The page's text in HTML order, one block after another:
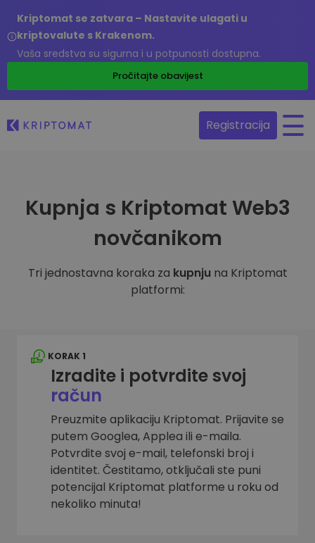
Kriptomat se zatvara – Nastavite ulagati u
kriptovalute s Krakenom.
Vaša sredstva su sigurna i u potpunosti dostupna.
Pročitajte obavijest
Registracija
Kupnja s Kriptomat Web3
novčanikom
Tri jednostavna koraka za kupnju na Kriptomat
platformi:
KORAK 1
Izradite i potvrdite svoj
račun
Preuzmite aplikaciju Kriptomat. Prijavite se
putem Googlea, Applea ili e-maila.
Potvrdite svoj e-mail, telefonski broj i
identitet. Čestitamo, otključali ste puni
potencijal Kriptomat platforme u roku od
nekoliko minuta!